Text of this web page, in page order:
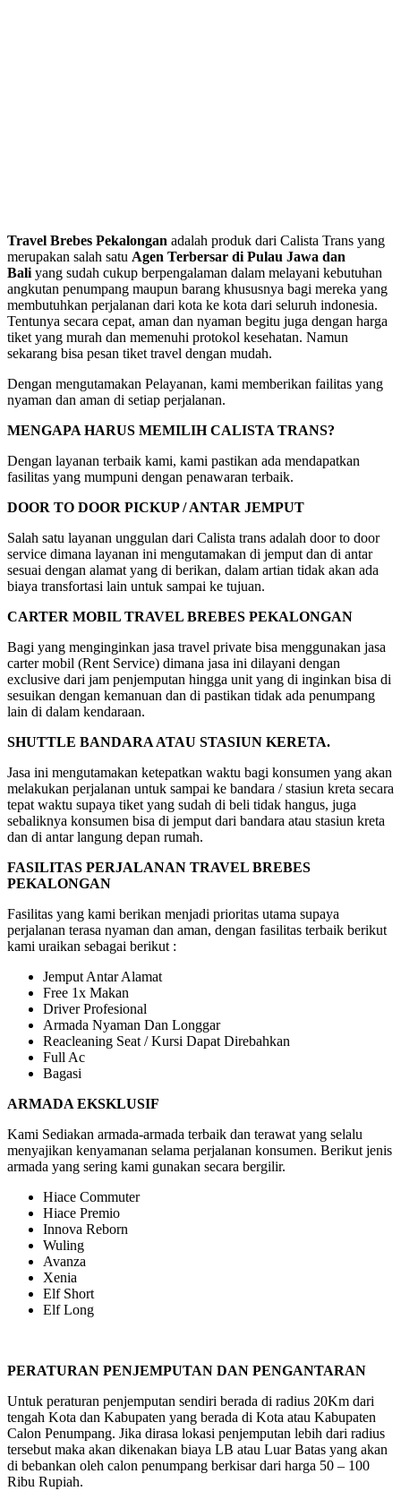
Travel Brebes Pekalongan adalah produk dari Calista Trans yang
merupakan salah satu Agen Terbersar di Pulau Jawa dan
Baliyang sudah cukup berpengalaman dalam melayani kebutuhan
angkutan penumpang maupun barang khususnya bagi mereka yang
membutuhkan perjalanan dari kota ke kota dari seluruh indonesia.
Tentunya secara cepat, aman dan nyaman begitu juga dengan harga
tiket yang murah dan memenuhi protokol kesehatan. Namun
sekarang bisa pesan tiket travel dengan mudah.
Dengan mengutamakan Pelayanan, kami memberikan failitas yang
nyaman dan aman di setiap perjalanan.
MENGAPA HARUS MEMILIH CALISTA TRANS?
Dengan layanan terbaik kami, kami pastikan ada mendapatkan
fasilitas yang mumpuni dengan penawaran terbaik.
DOOR TO DOOR PICKUP / ANTAR JEMPUT
Salah satu layanan unggulan dari Calista trans adalah door to door
service dimana layanan ini mengutamakan di jemput dan di antar
sesuai dengan alamat yang di berikan, dalam artian tidak akan ada
biaya transfortasi lain untuk sampai ke tujuan.
CARTER MOBIL TRAVEL BREBES PEKALONGAN
Bagi yang menginginkan jasa travel private bisa menggunakan jasa
carter mobil (Rent Service) dimana jasa ini dilayani dengan
exclusive dari jam penjemputan hingga unit yang di inginkan bisa di
sesuikan dengan kemanuan dan di pastikan tidak ada penumpang
lain di dalam kendaraan.
SHUTTLE BANDARA ATAU STASIUN KERETA.
Jasa ini mengutamakan ketepatkan waktu bagi konsumen yang akan
melakukan perjalanan untuk sampai ke bandara / stasiun kreta secara
tepat waktu supaya tiket yang sudah di beli tidak hangus, juga
sebaliknya konsumen bisa di jemput dari bandara atau stasiun kreta
dan di antar langung depan rumah.
FASILITAS PERJALANAN TRAVEL BREBES
PEKALONGAN
Fasilitas yang kami berikan menjadi prioritas utama supaya
perjalanan terasa nyaman dan aman, dengan fasilitas terbaik berikut
kami uraikan sebagai berikut :
Jemput Antar Alamat
Free 1x Makan
Driver Profesional
Armada Nyaman Dan Longgar
Reacleaning Seat / Kursi Dapat Direbahkan
Full Ac
Bagasi
ARMADA EKSKLUSIF
Kami Sediakan armada-armada terbaik dan terawat yang selalu
menyajikan kenyamanan selama perjalanan konsumen. Berikut jenis
armada yang sering kami gunakan secara bergilir.
Hiace Commuter
Hiace Premio
Innova Reborn
Wuling
Avanza
Xenia
Elf Short
Elf Long
PERATURAN PENJEMPUTAN DAN PENGANTARAN
Untuk peraturan penjemputan sendiri berada di radius 20Km dari
tengah Kota dan Kabupaten yang berada di Kota atau Kabupaten
Calon Penumpang. Jika dirasa lokasi penjemputan lebih dari radius
tersebut maka akan dikenakan biaya LB atau Luar Batas yang akan
di bebankan oleh calon penumpang berkisar dari harga 50 – 100
Ribu Rupiah.